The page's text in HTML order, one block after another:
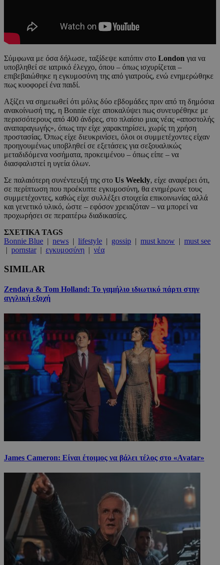
Σύμφωνα με όσα δήλωσε, ταξίδεψε κατόπιν στο London για να
υποβληθεί σε ιατρικό έλεγχο, όπου – όπως ισχυρίζεται –
επιβεβαιώθηκε η εγκυμοσύνη της από γιατρούς, ενώ ενημερώθηκε
πως κυοφορεί ένα παιδί.
Αξίζει να σημειωθεί ότι μόλις δύο εβδομάδες πριν από τη δημόσια
ανακοίνωσή της, η Bonnie είχε αποκαλύψει πως συνευρέθηκε με
περισσότερους από 400 άνδρες, στο πλαίσιο μιας νέας «αποστολής
αναπαραγωγής», όπως την είχε χαρακτηρίσει, χωρίς τη χρήση
προστασίας. Όπως είχε διευκρινίσει, όλοι οι συμμετέχοντες είχαν
προηγουμένως υποβληθεί σε εξετάσεις για σεξουαλικώς
μεταδιδόμενα νοσήματα, προκειμένου – όπως είπε – να
διασφαλιστεί η υγεία όλων.
Σε παλαιότερη συνέντευξή της στο Us Weekly, είχε αναφέρει ότι,
σε περίπτωση που προέκυπτε εγκυμοσύνη, θα ενημέρωνε τους
συμμετέχοντες, καθώς είχε συλλέξει στοιχεία επικοινωνίας αλλά
και γενετικό υλικό, ώστε – εφόσον χρειαζόταν – να μπορεί να
προχωρήσει σε περαιτέρω διαδικασίες.
ΣΧΕΤΙΚΑ TAGS
Bonnie Blue | news | lifestyle | gossip | must know | must see
| pornstar| εγκυμοσύνη | νέα
SIMILAR
Zendaya & Tom Holland: Το γαμήλιο ιδιωτικό πάρτι στην
αγγλική εξοχή
James Cameron: Είναι έτοιμος να βάλει τέλος στο «Avatar»